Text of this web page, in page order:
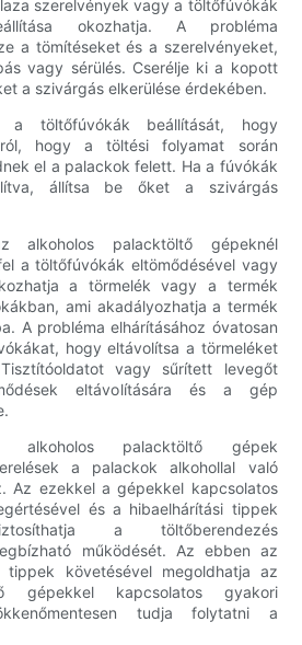
szerelvények vagy a töltőfúvókák
okozhatja. A probléma
a tömítéseket és a szerelvényeket,
vagy sérülés. Cserélje ki a kopott
a szivárgás elkerülése érdekében.
a töltőfúvókák beállítását, hogy
hogy a töltési folyamat során
el a palackok felett. Ha a fúvókák
állítsa be őket a szivárgás
alkoholos palacktöltő gépeknél
a töltőfúvókák eltömődésével vagy
a törmelék vagy a termék
ami akadályozhatja a termék
A probléma elhárításához óvatosan
hogy eltávolítsa a törmeléket
vagy sűrített levegőt
eltávolítására és a gép
alkoholos palacktöltő gépek
a palackok alkohollal való
Az ezekkel a gépekkel kapcsolatos
és a hibaelhárítási tippek
a töltőberendezés
működését. Az ebben az
tippek követésével megoldhatja az
gépekkel kapcsolatos gyakori
tudja folytatni a